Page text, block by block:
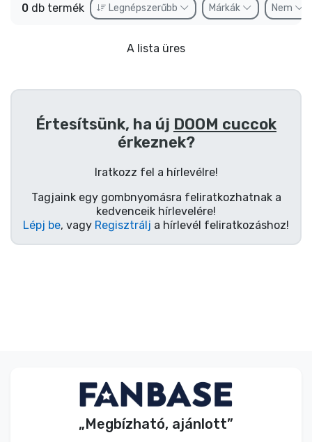
0 db termék Legnépszerűbb Márkák Nem
A lista üres
Értesítsünk, ha új DOOM cuccok
érkeznek?
Iratkozz fel a hírlevélre!
Tagjaink egy gombnyomásra feliratkozhatnak a
kedvenceik hírlevelére!
Lépj be, vagy Regisztrálj a hírlevél feliratkozáshoz!
„Megbízható, ajánlott”
Outlet cuccok
Sorozatos cuccok
Mesés cuccok
Animés cuccok
Terméktípusok